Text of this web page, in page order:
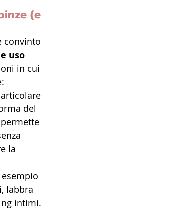
(e
convinto
uso
in cui
del
la
esempio
labbra
intimi.